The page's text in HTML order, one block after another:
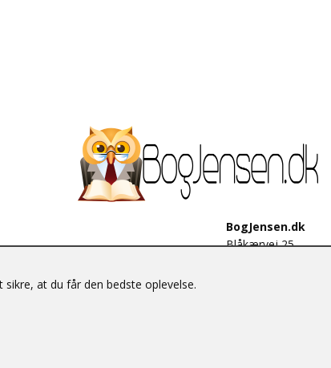
BogJensen.dk
Blåkærvej 25
at du får den bedste oplevelse.